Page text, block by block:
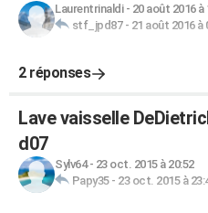
Laurentrinaldi- 20 août 2016 à
stf_jpd87- 21 août 2016 à
2 réponses
Lave vaisselle
d07
Sylv64- 23 oct. 2015 à 20:52
Papy35- 23 oct. 2015 à